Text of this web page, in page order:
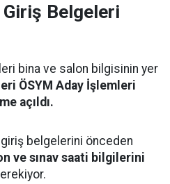
Giriş Belgeleri
bina ve salon bilgisinin yer
ÖSYM Aday İşlemleri
açıldı.
giriş belgelerini önceden
ve sınav saati bilgilerini